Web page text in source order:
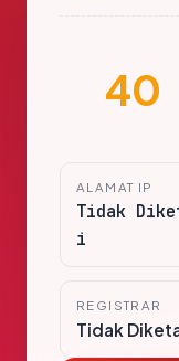
40
ALAMAT IP
Tidak
i
REGISTRAR
Tidak